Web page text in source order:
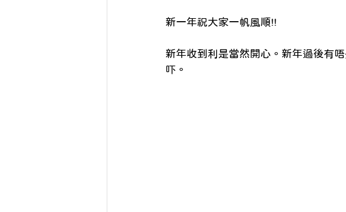
新一年祝大家一帆風順!!
新年收到利是當然開心。新年過後有
吓。